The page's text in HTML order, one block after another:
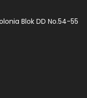
Blok DD No.54-55